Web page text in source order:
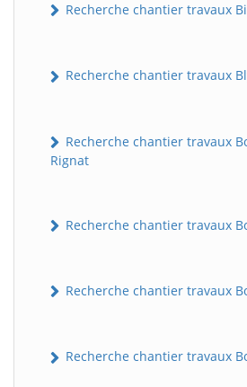
Recherche chantier travaux
Recherche chantier travaux
Recherche chantier travaux
Rignat
Recherche chantier travaux
Recherche chantier travaux
Recherche chantier travaux